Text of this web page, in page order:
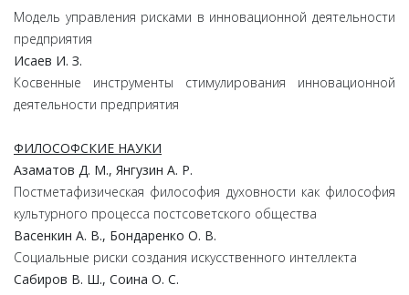
Модель управления рисками в инновационной деятельности
предприятия
Исаев И. З.
Косвенные инструменты стимулирования инновационной
деятельности предприятия
ФИЛОСОФСКИЕ НАУКИ
Азаматов Д. М., Янгузин А. Р.
Постметафизическая философия духовности как философия
культурного процесса постсоветского общества
Васенкин А. В., Бондаренко О. В.
Социальные риски создания искусственного интеллекта
Сабиров В. Ш., Соина О. С.